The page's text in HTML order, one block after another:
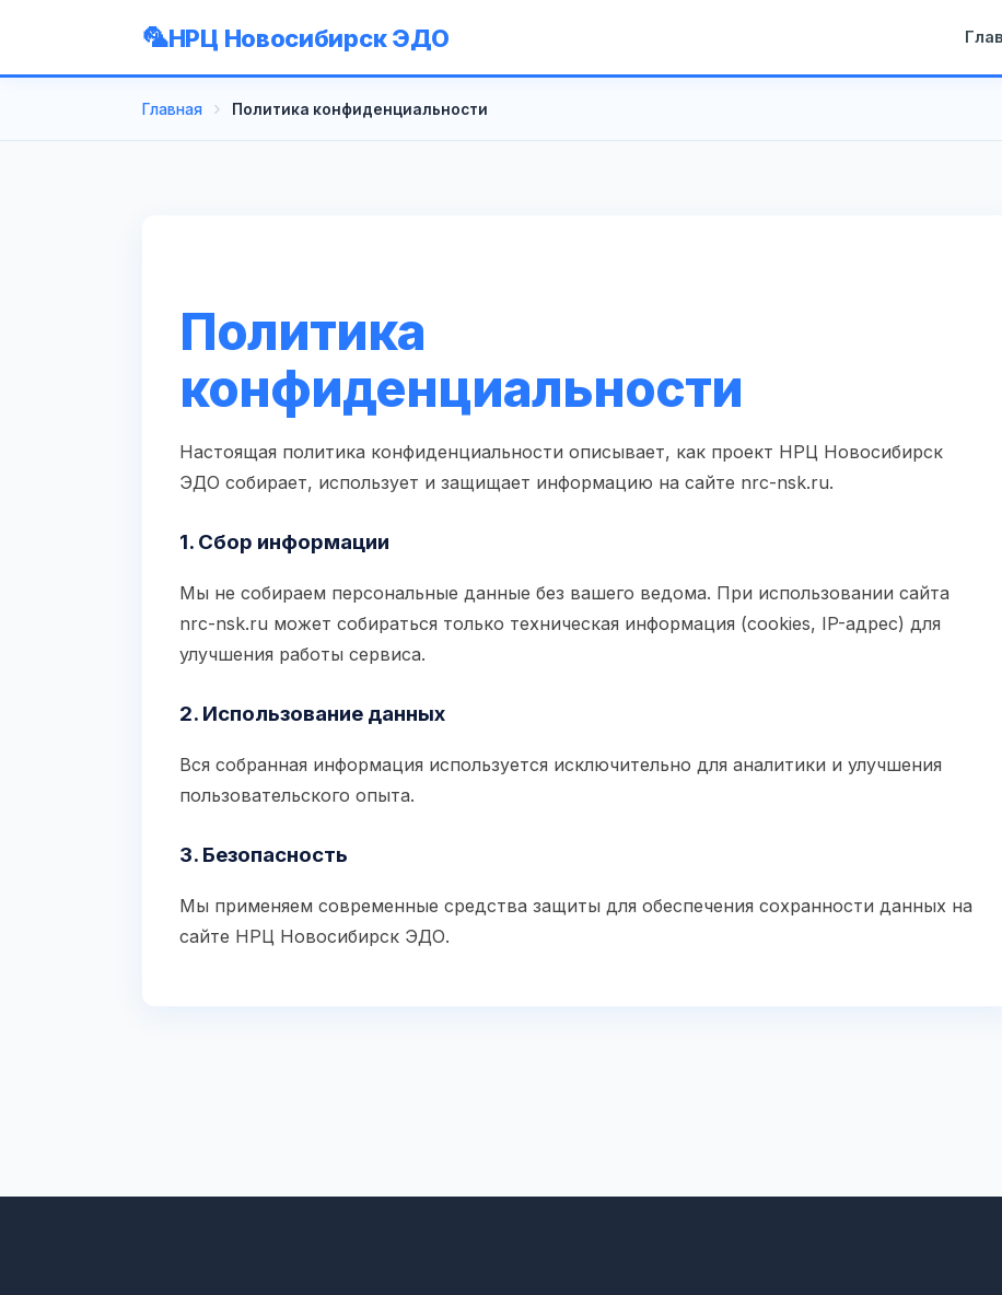
НРЦ Новосибирск ЭДО
Главная Политика конфиденциальности
Политика
конфиденциальности
Настоящая политика конфиденциальности описывает, как проект НРЦ Новосибирск
ЭДО собирает, использует и защищает информацию на сайте nrc-nsk.ru.
1. Сбор информации
Мы не собираем персональные данные без вашего ведома. При использовании сайта
nrc-nsk.ru может собираться только техническая информация (cookies, IP-адрес) для
улучшения работы сервиса.
2. Использование данных
Вся собранная информация используется исключительно для аналитики и улучшения
пользовательского опыта.
3. Безопасность
Мы применяем современные средства защиты для обеспечения сохранности данных на
сайте НРЦ Новосибирск ЭДО.